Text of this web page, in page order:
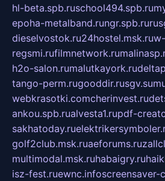
hl-beta.spb.ruschool494.spb.ru
epoha-metalband.rungr.spb.ru
dieselvostok.ru24hostel.msk.ru
regsmi.rufilmnetwork.ru
h2o-salon.rumalutkayork.ru
tango-perm.rugooddir.rusgv.su
webkrasotki.comcherinvest.ru
ankou.spb.rualvesta1.rupdf-
sakhatoday.ru
golf2club.msk.ruaeforums.ru
multimodal.msk.ruhabaigry.ru
isz-fest.ruewnc.infoscreensaver-